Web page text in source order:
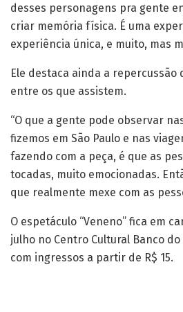
desses personagens pra gente
criar memória física. É uma
experiência única, e muito, mas
Ele destaca ainda a repercussão
entre os que assistem.
“O que a gente pode observar
fizemos em São Paulo e nas
fazendo com a peça, é que as
tocadas, muito emocionadas.
que realmente mexe com as
O espetáculo “Veneno” fica em
julho no Centro Cultural Banco do
com ingressos a partir de R$ 15.